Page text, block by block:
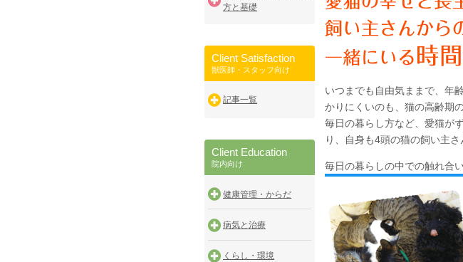
方と基礎
Client Satisfaction
獣医師・スタッフ向け
記事一覧
Client Education
院内向け
健康管理・からだ
病気と治療
くらし・環境
いつまでも自由気ままで、年
かりにくいのも、猫の高齢期
毎日の暮らし方など、愛猫が
り、自身も4頭の猫の飼い主
毎日の暮らしの中での触れ合い